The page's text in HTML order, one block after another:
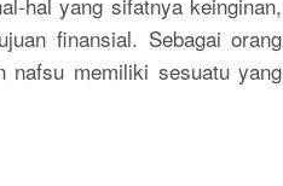
finansial. Sebagai orang
nafsu memiliki sesuatu yang